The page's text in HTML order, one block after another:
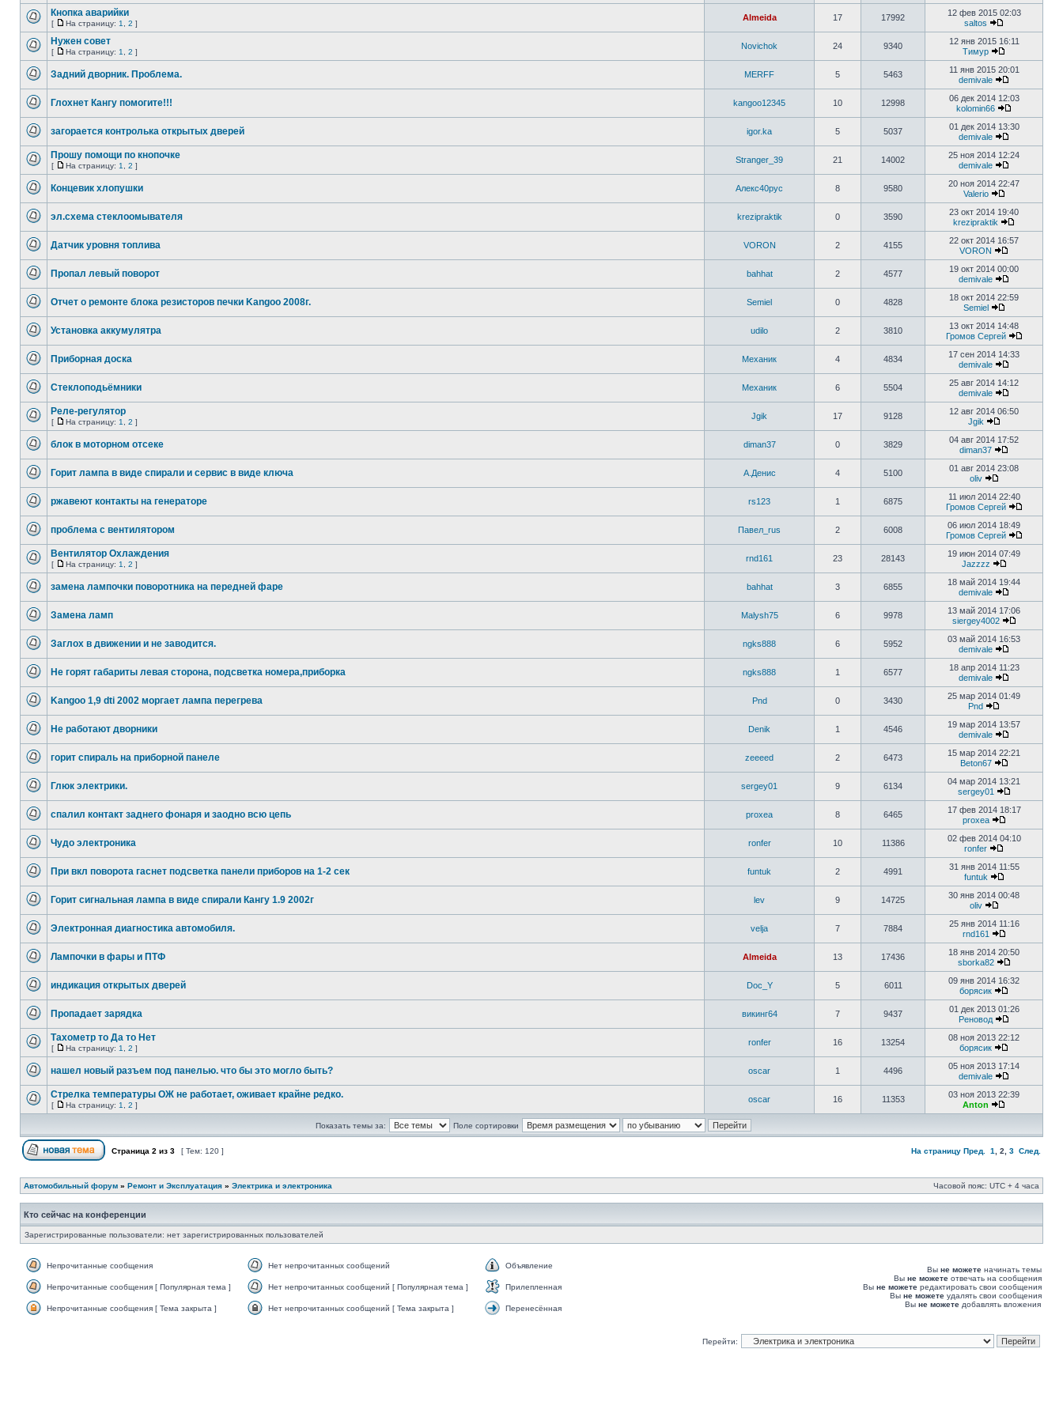
Кнопка аварийки
[ На страницу: 1 2 ]
Almeida 17 17992
12 фев 2015 02:03
saltos
Нужен совет
[ На страницу: 1 2 ]
Novichok 24 9340
12 янв 2015 16:11
Тимур
Задний дворник. Проблема. MERFF 5 5463
11 янв 2015 20:01
demivale
Глохнет Кангу помогите!!! kangoo12345 10 12998
06 дек 2014 12:03
kolomin66
загорается контролька открытых дверей igor.ka 5 5037
01 дек 2014 13:30
demivale
Прошу помощи по кнопочке
[ На страницу: 1 2 ]
Stranger_39 21 14002
25 ноя 2014 12:24
demivale
Концевик хлопушки Алекс40рус 8 9580
20 ноя 2014 22:47
Valerio
эл.схема стеклоомывателя krezipraktik 0 3590
23 окт 2014 19:40
krezipraktik
Датчик уровня топлива VORON 2 4155
22 окт 2014 16:57
VORON
Пропал левый поворот bahhat 2 4577
19 окт 2014 00:00
demivale
Отчет о ремонте блока резисторов печки Kangoo 2008г. Semiel 0 4828
18 окт 2014 22:59
Semiel
Установка аккумулятра udilo 2 3810
13 окт 2014 14:48
Громов Сергей
Приборная доска Механик 4 4834
17 сен 2014 14:33
demivale
Стеклоподьёмники Механик 6 5504
25 авг 2014 14:12
demivale
Реле-регулятор
[ На страницу: 1 2 ]
Jgik 17 9128
12 авг 2014 06:50
Jgik
блок в моторном отсеке diman37 0 3829
04 авг 2014 17:52
diman37
Горит лампа в виде спирали и сервис в виде ключа А.Денис 4 5100
01 авг 2014 23:08
oliv
ржавеют контакты на генераторе rs123 1 6875
11 июл 2014 22:40
Громов Сергей
проблема с вентилятором Павел_rus 2 6008
06 июл 2014 18:49
Громов Сергей
Вентилятор Охлаждения
[ На страницу: 1 2 ]
rnd161 23 28143
19 июн 2014 07:49
Jazzzz
замена лампочки поворотника на передней фаре bahhat 3 6855
18 май 2014 19:44
demivale
Замена ламп Malysh75 6 9978
13 май 2014 17:06
siergey4002
Заглох в движении и не заводится. ngks888 6 5952
03 май 2014 16:53
demivale
Не горят габариты левая сторона, подсветка номера,приборка ngks888 1 6577
18 апр 2014 11:23
demivale
Kangoo 1,9 dti 2002 моргает лампа перегрева Pnd 0 3430
25 мар 2014 01:49
Pnd
Не работают дворники Denik 1 4546
19 мар 2014 13:57
demivale
горит спираль на приборной панеле zeeeed 2 6473
15 мар 2014 22:21
Beton67
Глюк электрики. sergey01 9 6134
04 мар 2014 13:21
sergey01
спалил контакт заднего фонаря и заодно всю цепь proxea 8 6465
17 фев 2014 18:17
proxea
Чудо электроника ronfer 10 11386
02 фев 2014 04:10
ronfer
При вкл поворота гаснет подсветка панели приборов на 1-2 сек funtuk 2 4991
31 янв 2014 11:55
funtuk
Горит сигнальная лампа в виде спирали Кангу 1.9 2002г lev 9 14725
30 янв 2014 00:48
oliv
Электронная диагностика автомобиля. velja 7 7884
25 янв 2014 11:16
rnd161
Лампочки в фары и ПТФ Almeida 13 17436
18 янв 2014 20:50
sborka82
индикация открытых дверей Doc_Y 5 6011
09 янв 2014 16:32
борясик
Пропадает зарядка викинг64 7 9437
01 дек 2013 01:26
Реновод
Тахометр то Да то Нет
[ На страницу: 1 2 ]
ronfer 16 13254
08 ноя 2013 22:12
борясик
нашел новый разъем под панелью. что бы это могло быть? oscar 1 4496
05 ноя 2013 17:14
demivale
Стрелка температуры ОЖ не работает, оживает крайне редко.
[ На страницу: 1 2 ]
oscar 16 11353
03 ноя 2013 22:39
Anton
Показать темы за: Поле сортировки
Страница 2 из 3 [ Тем: 120 ] На страницу Пред. 1 2 3 След.
Автомобильный форум » Ремонт и Эксплуатация » Электрика и электроника Часовой пояс: UTC + 4 часа
Кто сейчас на конференции
Зарегистрированные пользователи: нет зарегистрированных пользователей
Непрочитанные сообщения Нет непрочитанных сообщений Объявление
Непрочитанные сообщения [ Популярная тема ] Нет непрочитанных сообщений [ Популярная тема ] Прилепленная
Непрочитанные сообщения [ Тема закрыта ] Нет непрочитанных сообщений [ Тема закрыта ] Перенесённая
Вы не можете начинать темы
Вы не можете отвечать на сообщения
Вы не можете редактировать свои сообщения
Вы не можете удалять свои сообщения
Вы не можете добавлять вложения
Перейти: